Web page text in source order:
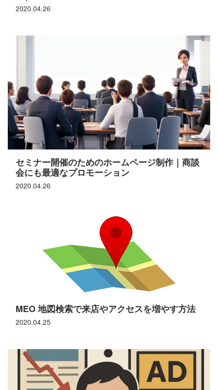
2020.04.26
2020.04.26
セミナー開催のためのホームページ制作｜商談
会にも最適なプロモーション
2020.04.25
MEO 地図検索で来店やアクセスを増やす方法